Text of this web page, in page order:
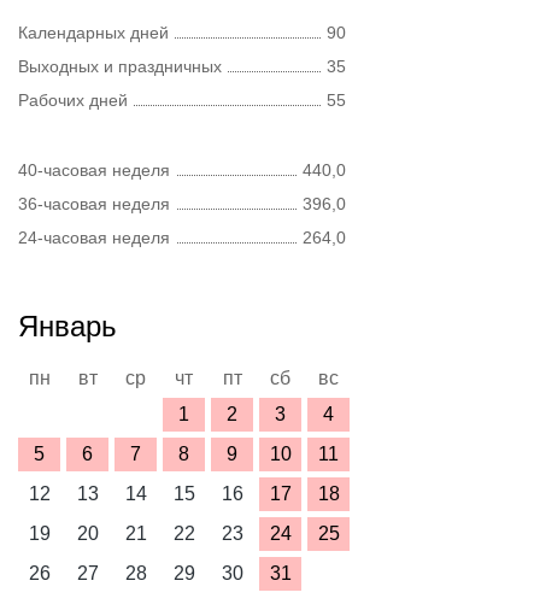
Календарных дней
90
Выходных и праздничных
35
Рабочих дней
55
40-часовая неделя
440,0
36-часовая неделя
396,0
24-часовая неделя
264,0
Январь
пн вт ср чт пт сб
вс
1
2 3
4
5
6 7 8 9 10
11
12
13 14 15 16 17
18
19
20 21 22 23 24
25
26
27 28 29 30 31